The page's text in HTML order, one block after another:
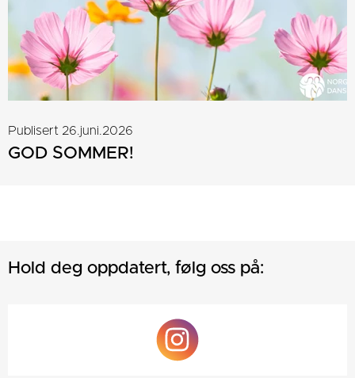
Publisert 26.juni.2026
GOD SOMMER!
Hold deg oppdatert, følg oss på: